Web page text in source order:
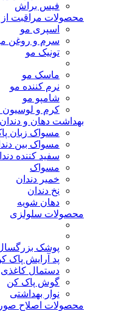
فیس براش
محصولات مراقبت از
اسپری مو
سرم و روغن
تونیک مو
ماسک مو
نرم کننده مو
شامپو مو
کرم و لوسیون
بهداشت دهان و دندان
مسواک زبان
مسواک بین
سفید کننده
مسواک
خمیر دندان
نخ دندان
دهان شویه
محصولات سلولزی
پوشک
پد آرایش پاک
دستمال کاغذی
گوش پاک کن
نوار بهداشتی
محصولات اصلاح